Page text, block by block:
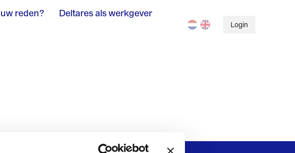
reden?
Deltares als werkgever
Login